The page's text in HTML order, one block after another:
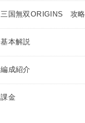
三国無双ORIGINS 攻略
基本解説
編成紹介
課金